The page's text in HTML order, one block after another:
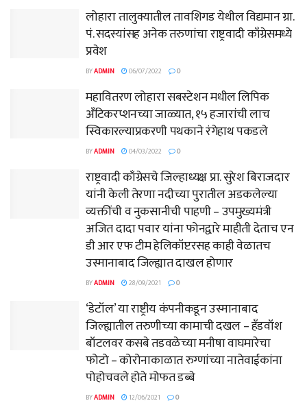
लोहारा तालुक्यातील तावशिगड येथील विद्यमान ग्रा.
पं. सदस्यांसह अनेक तरुणांचा राष्ट्रवादी काँग्रेसमध्ये
प्रवेश
BYADMIN 06/07/2022 0
महावितरण लोहारा सबस्टेशन मधील लिपिक
अँटिकरप्शनच्या जाळ्यात, १५ हजारांची लाच
स्विकारल्याप्रकरणी पथकाने रंगेहाथ पकडले
BYADMIN 04/03/2022 0
राष्ट्रवादी काँग्रेसचे जिल्हाध्यक्ष प्रा. सुरेश बिराजदार
यांनी केली तेरणा नदीच्या पुरातील अडकलेल्या
व्यक्तींची व नुकसानीची पाहणी – उपमुख्यमंत्री
अजित दादा पवार यांना फोनद्वारे माहीती देताच एन
डी आर एफ टीम हेलिकॉप्टरसह काही वेळातच
उस्मानाबाद जिल्ह्यात दाखल होणार
BYADMIN 28/09/2021 0
‘डेटॉल’ या राष्ट्रीय कंपनीकडून उस्मानाबाद
जिल्ह्यातील तरुणीच्या कामाची दखल – हँडवॉश
बॉटलवर कसबे तडवळेच्या मनीषा वाघमारेचा
फोटो – कोरोनाकाळात रुग्णांच्या नातेवाईकांना
पोहोचवले होते मोफत डब्बे
BYADMIN 12/06/2021 0